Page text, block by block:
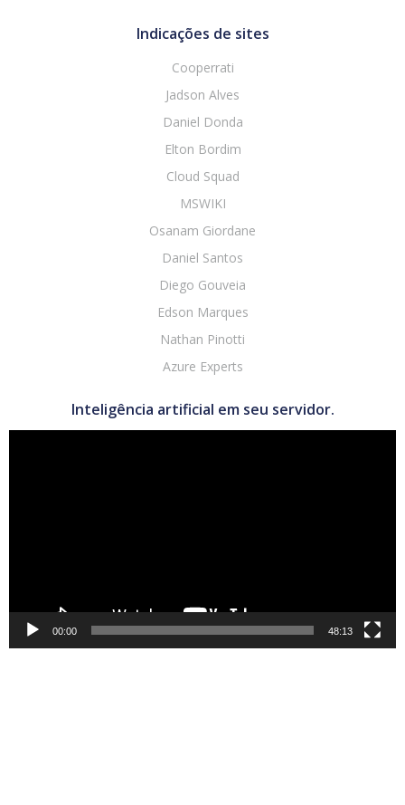
Indicações de sites
Cooperrati
Jadson Alves
Daniel Donda
Elton Bordim
Cloud Squad
MSWIKI
Osanam Giordane
Daniel Santos
Diego Gouveia
Edson Marques
Nathan Pinotti
Azure Experts
Inteligência artificial em seu servidor.
00:00 48:13